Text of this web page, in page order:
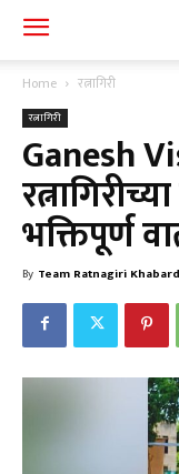
Home रत्नागिरी
रत्नागिरी
Ganesh
भक्तिपूर्ण
By Team Ratnagiri